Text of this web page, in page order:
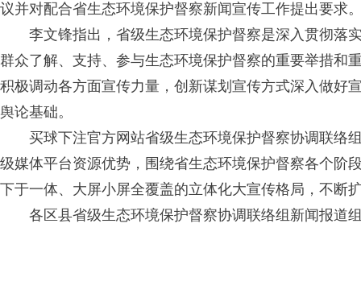
议并对配合省生态环境保护督察新闻宣传工作提出要求
李文锋指出，省级生态环境保护督察是深入贯彻落
群众了解、支持、参与生态环境保护督察的重要举措和
积极调动各方面宣传力量，创新谋划宣传方式深入做好
舆论基础。
买球下注官方网站省级生态环境保护督察协调联络
级媒体平台资源优势，围绕省生态环境保护督察各个阶
下于一体、大屏小屏全覆盖的立体化大宣传格局，不断
各区县省级生态环境保护督察协调联络组新闻报道